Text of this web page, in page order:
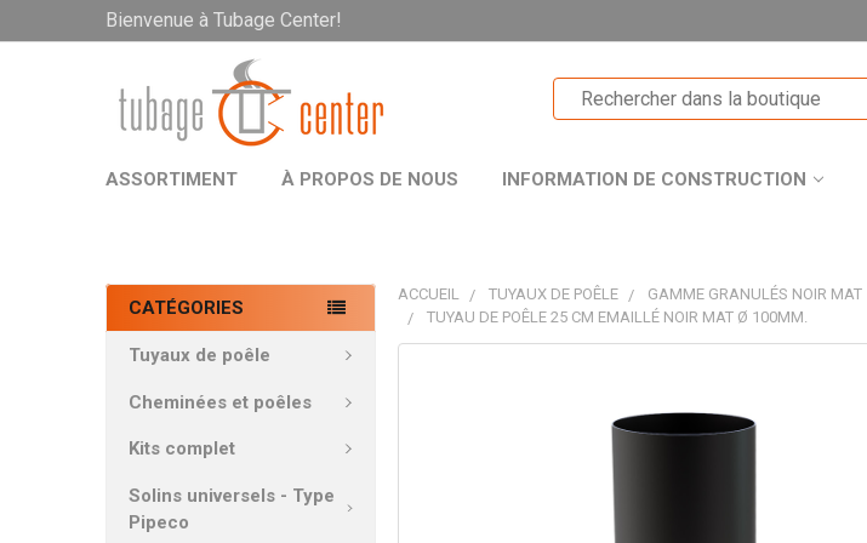
Bienvenue à Tubage Center!
ASSORTIMENT À PROPOS DE NOUS INFORMATION DE CONSTRUCTION
CATÉGORIES
Tuyaux de poêle
Cheminées et poêles
Kits complet
Solins universels - Type
Pipeco
ACCUEIL TUYAUX DE POÊLE GAMME GRANULÉS NOIR MAT
TUYAU DE POÊLE 25 CM EMAILLÉ NOIR MAT Ø 100MM.